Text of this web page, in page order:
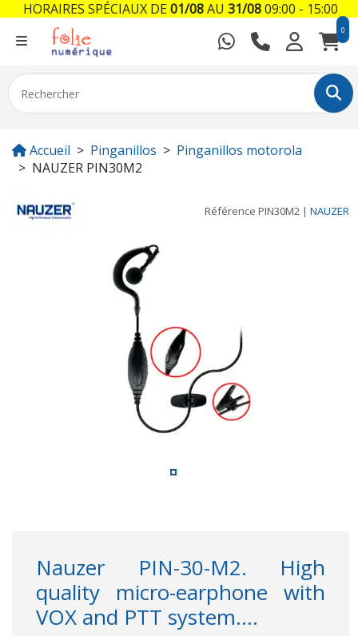
0
Accueil Pinganillos
Pinganillos motorola
NAUZER PIN30M2
Référence PIN30M2 | NAUZER
Nauzer PIN-30-M2. High
quality micro-earphone with
VOX and PTT system....
HORAIRES SPÉCIAUX DE01/08AU 31/0809:00 - 15:00